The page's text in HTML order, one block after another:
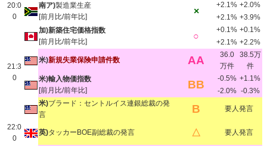
20:0
0
南ア)製造業生産
[前月比/前年比]
×
+2.1% +2.0%
+2.1% +3.9%
21:3
0
加)新築住宅価格指数
[前月比/前年比]
○
+0.1% +0.1%
+2.1% +2.2%
米)新規失業保険申請件数 AA
36.0
万件
38.5万
件
米)輸入物価指数
[前月比/前年比]
BB -0.5% +1.1%
-2.0% -0.3%
米)ブラード：セントルイス連銀総裁の発
言
B 要人発言
22:0
0
英)タッカーBOE副総裁の発言 △ 要人発言